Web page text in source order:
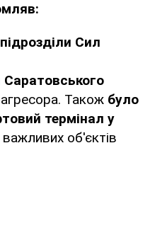
підрозділи Сил
Саратовського
агресора. Також було
термінал у
об'єктів